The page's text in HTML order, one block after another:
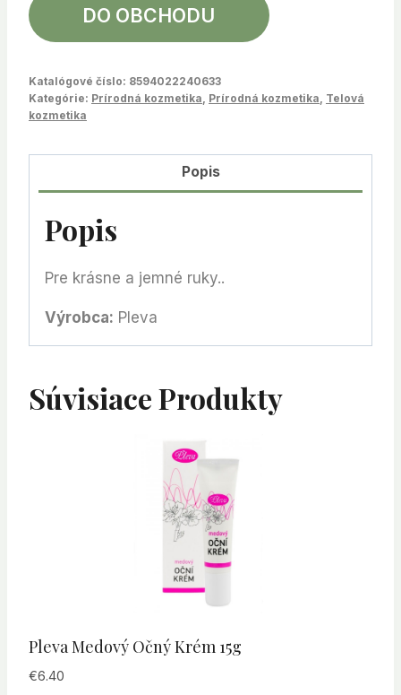
DO OBCHODU
Katalógové číslo: 8594022240633
Kategórie: Prírodná kozmetika Prírodná kozmetika Telová
kozmetika
Popis
Popis
Pre krásne a jemné ruky..
Výrobca: Pleva
Súvisiace Produkty
Pleva Medový Očný Krém 15g
€6.40